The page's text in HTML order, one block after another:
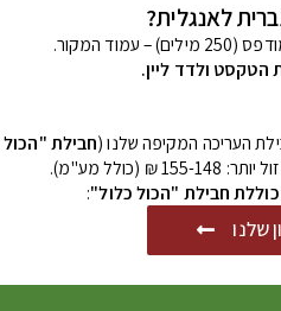
לאנגלית?
הטקסט ולדד ליין.
העריכה המקיפה שלנו (חבילת "הכול
חבילת "הכול כלול":
שלנו